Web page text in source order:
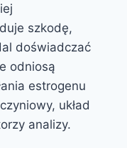
szkodę,
doświadczać
odniosą
estrogenu
układ
analizy.